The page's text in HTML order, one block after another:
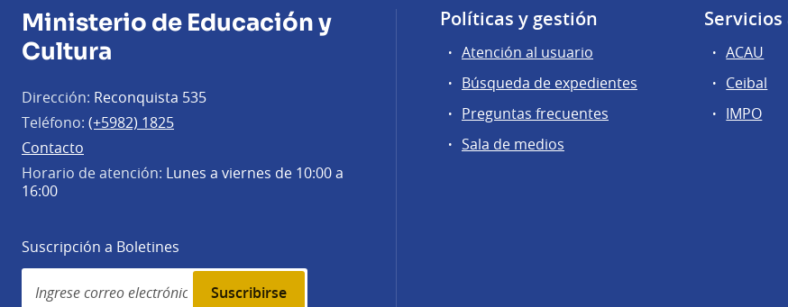
Ministerio de Educación y
Cultura
Dirección: Reconquista 535
Teléfono: (+5982) 1825
Contacto
Horario de atención: Lunes a viernes de 10:00 a
16:00
Suscripción a Boletines
Simplenews
subscription
Políticas y gestión
Atención al usuario
Búsqueda de expedientes
Preguntas frecuentes
Sala de medios
ACAU
Ceibal
IMPO